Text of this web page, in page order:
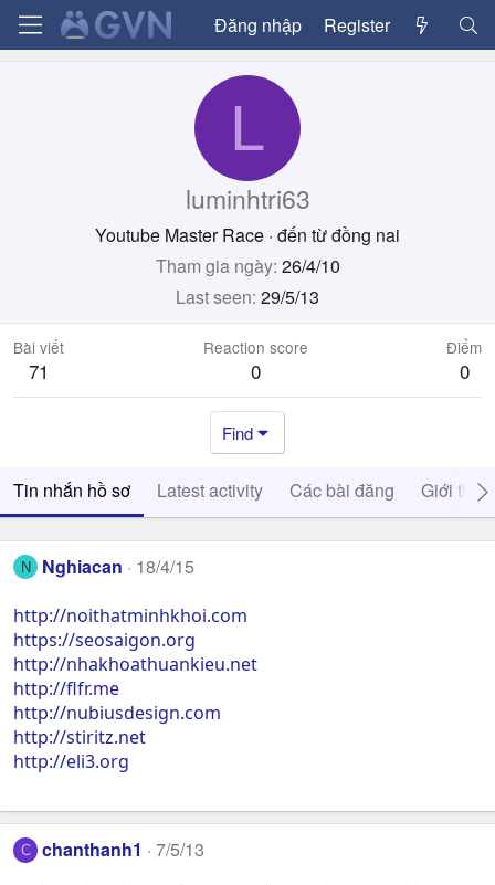
Đăng nhập Register
L
luminhtri63
Youtube Master Race · đến từđồng nai
Tham gia ngày 26/4/10
Last seen 29/5/13
Bài viết
71
Reaction score
0
Điểm
0
Find
Tin nhắn hồ sơ Latest activity Các bài đăng Giới thiệu
N Nghiacan 18/4/15
http://noithatminhkhoi.com
https://seosaigon.org
http://nhakhoathuankieu.net
http://flfr.me
http://nubiusdesign.com
http://stiritz.net
http://eli3.org
C chanthanh1 7/5/13